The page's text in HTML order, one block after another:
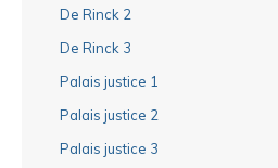
De Rinck 2
De Rinck 3
Palais justice 1
Palais justice 2
Palais justice 3